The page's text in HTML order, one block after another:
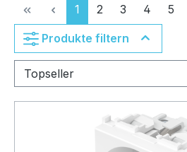
Seite
1 Seite
2 Seite
3 Seite
4 Seite
5
Produkte filtern